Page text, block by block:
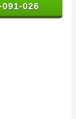
091-026